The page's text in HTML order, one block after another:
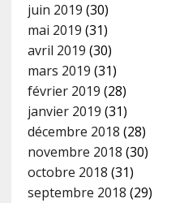
juin 2019 (30)
mai 2019 (31)
avril 2019 (30)
mars 2019 (31)
février 2019 (28)
janvier 2019 (31)
décembre 2018 (28)
novembre 2018 (30)
octobre 2018 (31)
septembre 2018 (29)